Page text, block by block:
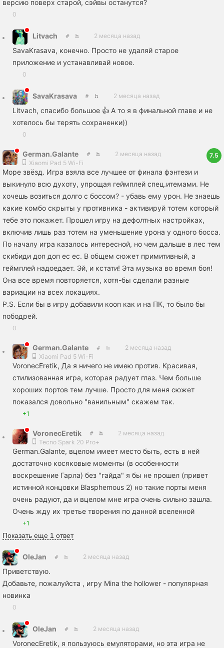
версию поверх старой, сэйвы останутся?
0
Litvach 2 месяца назад
SavaKrasava, конечно. Просто не удаляй старое
приложение и устанавливай новое.
0
SavaKrasava 2 месяца назад
Litvach, спасибо большое 👍 А то я в финальной главе и не
хотелось бы терять сохраненки))
0
German.Galante
2 месяца назад
Xiaomi Pad 5 Wi-Fi
7.5
Море звёзд. Игра взяла все лучшее от финала фэнтези и
выкинуло всю духоту, упрощая геймплей спец.итемами. Не
хочешь возиться долго с боссом? - убавь ему урон. Не знаешь
какие комбо скрыты у противника - активируй тотем который
тебе это покажет. Прошел игру на дефолтных настройках,
включив лишь раз тотем на уменьшение урона у одного босса.
По началу игра казалось интересной, но чем дальше в лес тем
скибиди доп доп ес ес. В общем сюжет примитивный, а
геймплей надоедает. Эй, и кстати! Эта музыка во время боя!
Она все время повторяется, хотя-бы сделали разные
вариации на всех локациях.
P.S. Если бы в игру добавили кооп как и на ПК, то было бы
пободрей.
0
German.Galante
2 месяца назад
Xiaomi Pad 5 Wi-Fi
VoronecEretik, Да я ничего не имею против. Красивая,
стилизованная игра, которая радует глаз. Чем больше
хороших портов тем лучше. Просто для меня сюжет
показался довольно "ванильным" скажем так.
+1
VoronecEretik
2 месяца назад
Tecno Spark 20 Pro+
German.Galante, вцелом имеет место быть, есть в ней
достаточно косяковые моменты (в особенности
воскрешение Гарла) без "гайда" я бы не прошел (привет
истинной концовки Blasphemous 2) но такие порты меня
очень радуют, да и вцелом мне игра очень сильно зашла.
Очень жду их третье творения по данной вселенной
+1
Показать еще 1 ответ
OleJan 2 месяца назад
Приветствую.
Добавьте, пожалуйста , игру Mina the hollower - популярная
новинка
0
OleJan 2 месяца назад
VoronecEretik, я пользуюсь емуляторами, но эта игра не